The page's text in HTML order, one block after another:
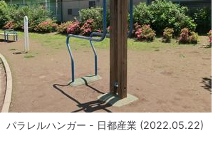
パラレルハンガー - 日都産業 (2022.05.22)